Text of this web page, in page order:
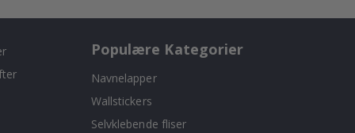
Populære Kategorier
Navnelapper
Wallstickers
Selvklebende fliser